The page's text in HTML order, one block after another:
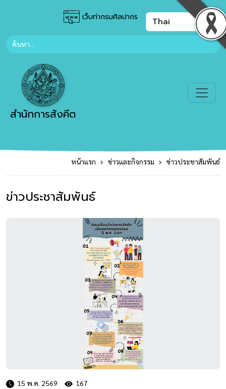
เว็บท่ากรมศิลปากร
สำนักการสังคีต
หน้าแรก ข่าวและกิจกรรม ข่าวประชาสัมพันธ์
ข่าวประชาสัมพันธ์
15 พ.ค. 2569 167